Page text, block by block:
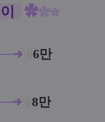
✿✿✿
➜ 6만
➜ 8만